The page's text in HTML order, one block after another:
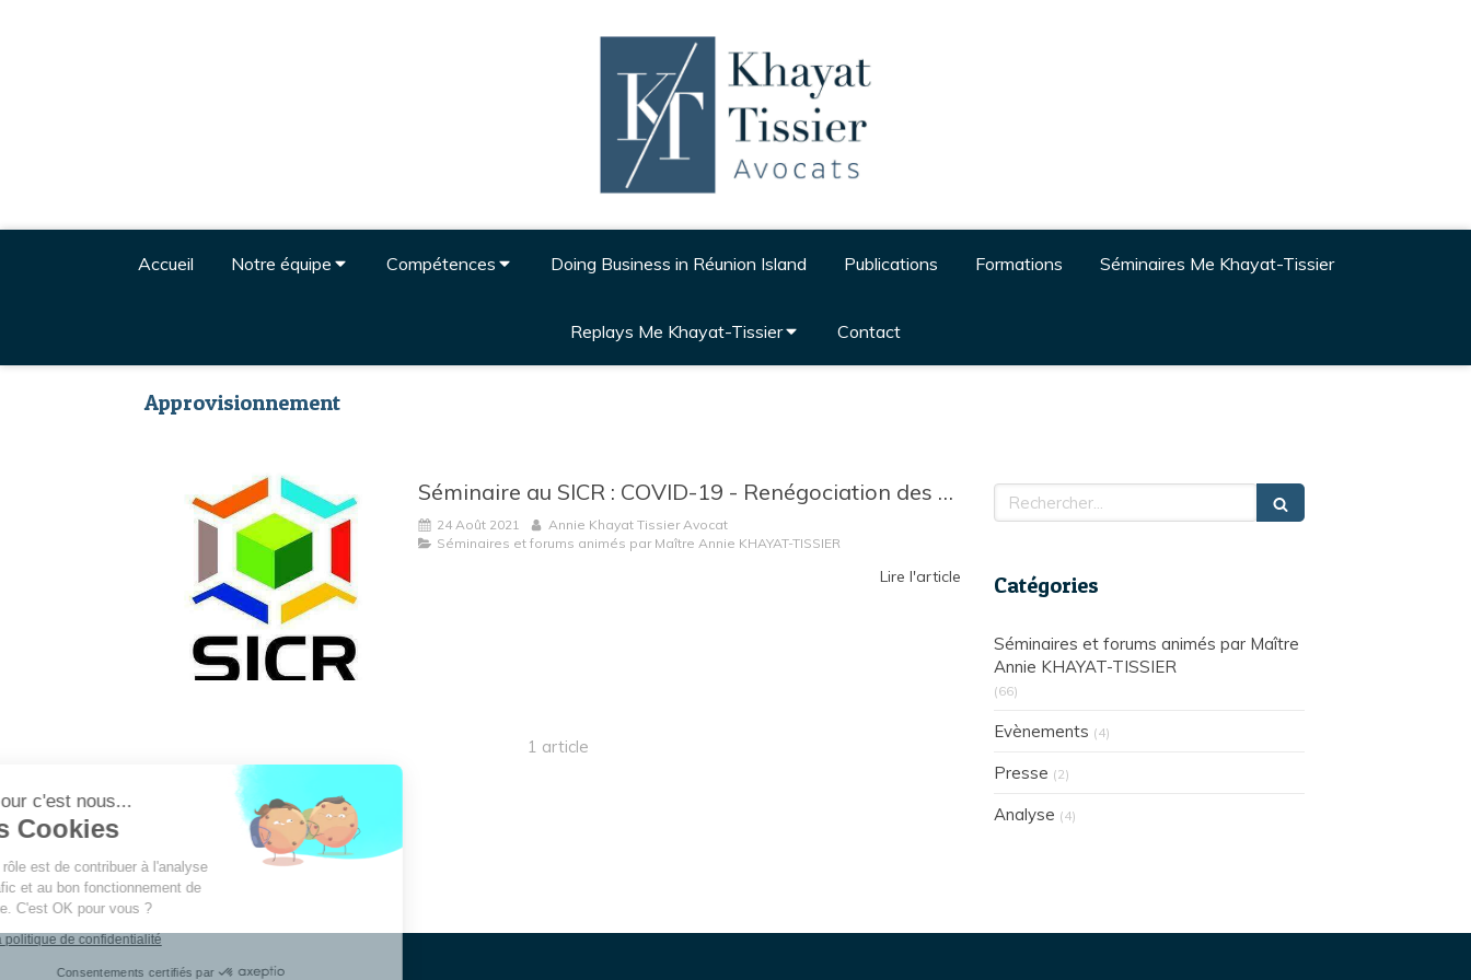
Accueil Notre équipe Compétences Doing Business in Réunion Island Publications Formations Séminaires Me Khayat-Tissier
Replays Me Khayat-Tissier Contact
Approvisionnement
Séminaire au SICR : COVID-19 - Renégociation des contrats face à la variation des prix et à l'allongement des délais d'approvisionnement
24 Août 2021
Annie Khayat Tissier Avocat
Séminaires et forums animés par Maître Annie KHAYAT-TISSIER
Lire l'article
1 article
Rechercher
Catégories
Séminaires et forums animés par Maître
Annie KHAYAT-TISSIER
(66)
Evènements (4)
Presse (2)
Analyse (4)
Bonjour c'est nous...
Les Cookies
Notre rôle est de contribuer à l'analyse
du trafic et au bon fonctionnement de
ce site. C'est OK pour vous ?
Lire la politique de confidentialité
Consentements certifiés par